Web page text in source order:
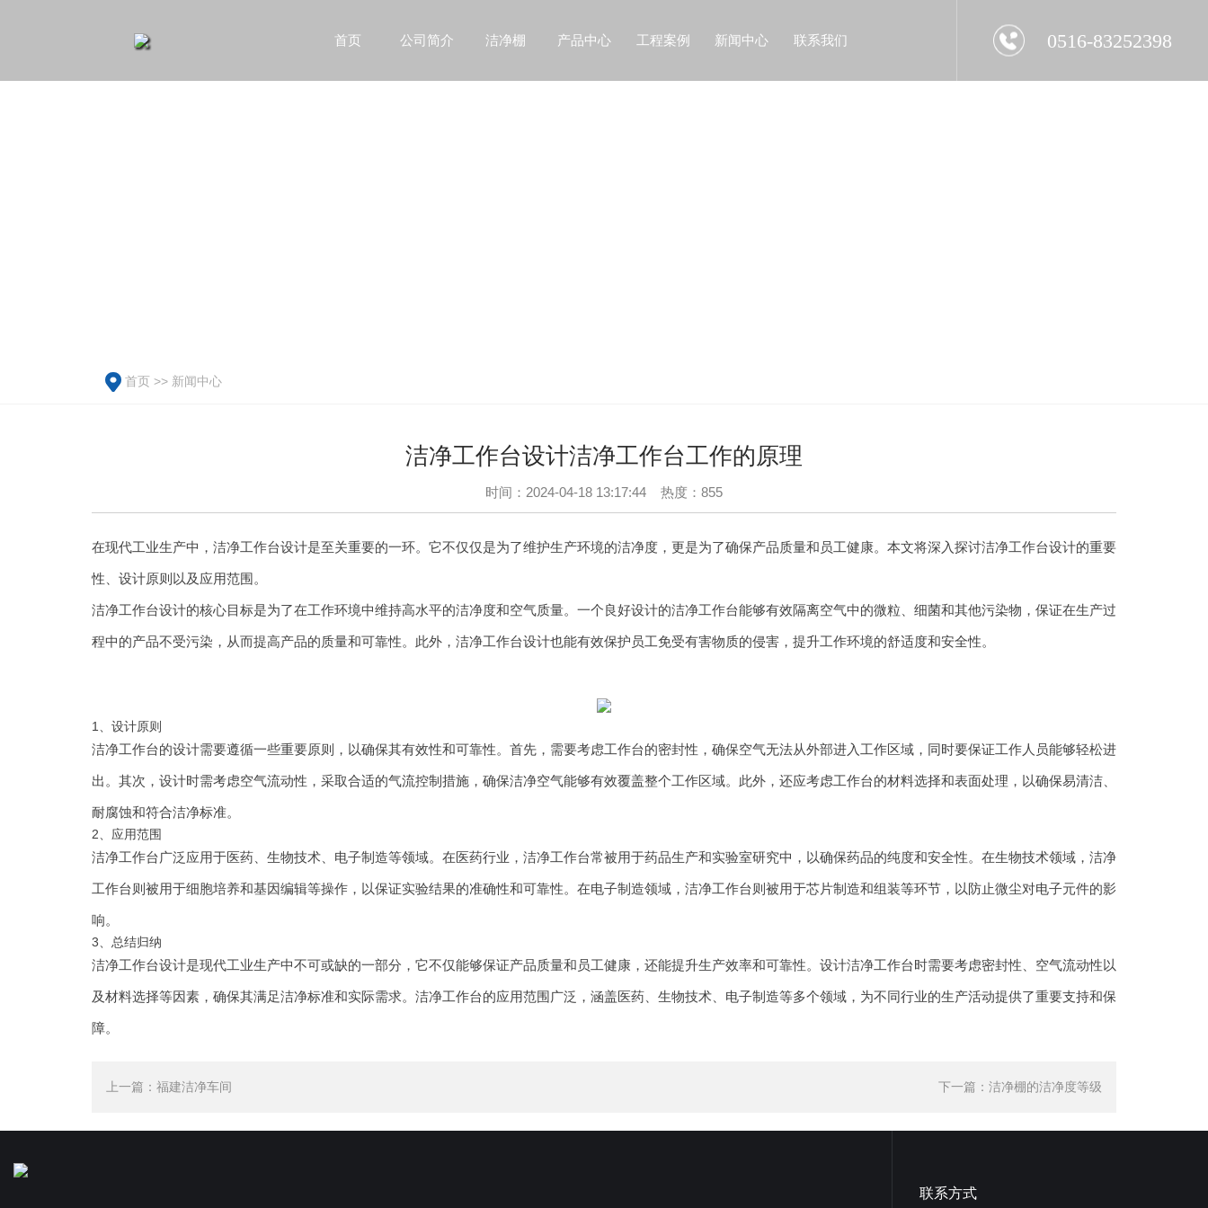
首页 公司简介 洁净棚 产品中心 工程案例 新闻中心 联系我们 0516-83252398
首页 >> 新闻中心
洁净工作台设计洁净工作台工作的原理
时间：2024-04-18 13:17:44 热度：855
在现代工业生产中，洁净工作台设计是至关重要的一环。它不仅仅是为了维护生产环境的洁净度，更是为了确保产品质量和员工健康。本文将深入探讨洁净工作台设计的重要
性、设计原则以及应用范围。
洁净工作台设计的核心目标是为了在工作环境中维持高水平的洁净度和空气质量。一个良好设计的洁净工作台能够有效隔离空气中的微粒、细菌和其他污染物，保证在生产过
程中的产品不受污染，从而提高产品的质量和可靠性。此外，洁净工作台设计也能有效保护员工免受有害物质的侵害，提升工作环境的舒适度和安全性。
1、设计原则
洁净工作台的设计需要遵循一些重要原则，以确保其有效性和可靠性。首先，需要考虑工作台的密封性，确保空气无法从外部进入工作区域，同时要保证工作人员能够轻松进
出。其次，设计时需考虑空气流动性，采取合适的气流控制措施，确保洁净空气能够有效覆盖整个工作区域。此外，还应考虑工作台的材料选择和表面处理，以确保易清洁、
耐腐蚀和符合洁净标准。
2、应用范围
洁净工作台广泛应用于医药、生物技术、电子制造等领域。在医药行业，洁净工作台常被用于药品生产和实验室研究中，以确保药品的纯度和安全性。在生物技术领域，洁净
工作台则被用于细胞培养和基因编辑等操作，以保证实验结果的准确性和可靠性。在电子制造领域，洁净工作台则被用于芯片制造和组装等环节，以防止微尘对电子元件的影
响。
3、总结归纳
洁净工作台设计是现代工业生产中不可或缺的一部分，它不仅能够保证产品质量和员工健康，还能提升生产效率和可靠性。设计洁净工作台时需要考虑密封性、空气流动性以
及材料选择等因素，确保其满足洁净标准和实际需求。洁净工作台的应用范围广泛，涵盖医药、生物技术、电子制造等多个领域，为不同行业的生产活动提供了重要支持和保
障。
上一篇： 福建洁净车间 下一篇： 洁净棚的洁净度等级
联系方式